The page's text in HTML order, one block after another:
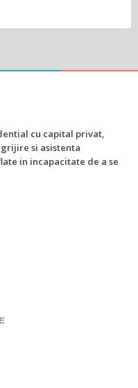
cu capital privat,
si asistenta
in incapacitate de a se